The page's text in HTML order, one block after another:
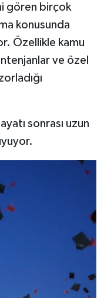
gören birçok
konusunda
Özellikle kamu
ve özel
sonrası uzun